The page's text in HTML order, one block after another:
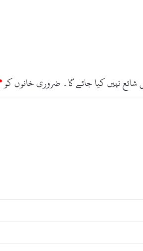
نہیں کیا جائے گا۔ ضروری خانوں کو